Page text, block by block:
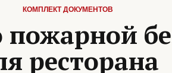
КОМПЛЕКТ ДОКУМЕНТОВ
ресторана